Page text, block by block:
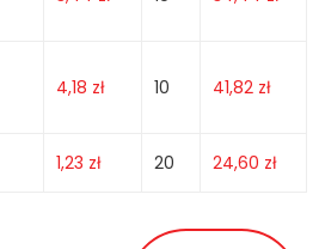
4,18 zł 10 41,82 zł
1,23 zł 20 24,60 zł